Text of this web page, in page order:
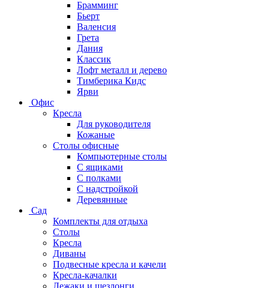
Брамминг
Бьерт
Валенсия
Грета
Дания
Классик
Лофт металл и дерево
Тимберика Кидс
Ярви
Офис
Кресла
Для руководителя
Кожаные
Столы офисные
Компьютерные столы
С ящиками
С полками
С надстройкой
Деревянные
Сад
Комплекты для отдыха
Столы
Кресла
Диваны
Подвесные кресла и качели
Кресла-качалки